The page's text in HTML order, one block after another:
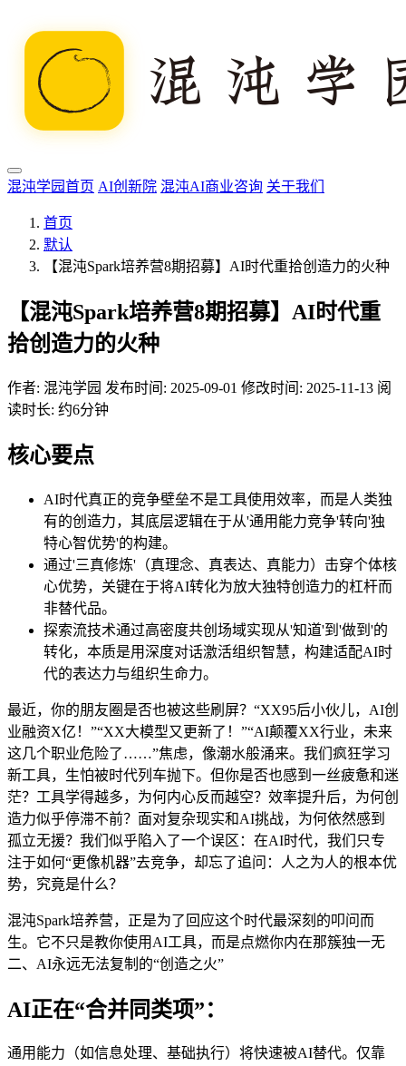
混沌学园首页 AI创新院 混沌AI商业咨询 关于我们
首页
默认
【混沌Spark培养营8期招募】AI时代重拾创造力的火种
【混沌Spark培养营8期招募】AI时代重
拾创造力的火种
作者: 混沌学园 发布时间: 2025-09-01 修改时间: 2025-11-13 阅
读时长: 约6分钟
核心要点
AI时代真正的竞争壁垒不是工具使用效率，而是人类独
有的创造力，其底层逻辑在于从'通用能力竞争'转向'独
特心智优势'的构建。
通过'三真修炼'（真理念、真表达、真能力）击穿个体核
心优势，关键在于将AI转化为放大独特创造力的杠杆而
非替代品。
探索流技术通过高密度共创场域实现从'知道'到'做到'的
转化，本质是用深度对话激活组织智慧，构建适配AI时
代的表达力与组织生命力。
最近，你的朋友圈是否也被这些刷屏？“XX95后小伙儿，AI创
业融资X亿！”“XX大模型又更新了！”“AI颠覆XX行业，未来
这几个职业危险了……”焦虑，像潮水般涌来。我们疯狂学习
新工具，生怕被时代列车抛下。但你是否也感到一丝疲惫和迷
茫？工具学得越多，为何内心反而越空？效率提升后，为何创
造力似乎停滞不前？面对复杂现实和AI挑战，为何依然感到
孤立无援？我们似乎陷入了一个误区：在AI时代，我们只专
注于如何“更像机器”去竞争，却忘了追问：人之为人的根本优
势，究竟是什么？
混沌Spark培养营，正是为了回应这个时代最深刻的叩问而
生。它不只是教你使用AI工具，而是点燃你内在那簇独一无
二、AI永远无法复制的“创造之火”
AI正在“合并同类项”：
通用能力（如信息处理、基础执行）将快速被AI替代。仅靠